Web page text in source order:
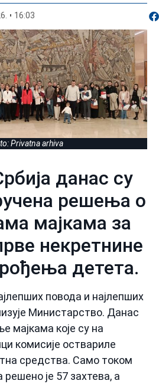
16:03
Privatna arhiva
данас су
решења о
мајкама за
некретнине
детета.
повода и најлепших
Министарство. Данас
мајкама које су на
комисије оствариле
средства. Само током
је 57 захтева, а